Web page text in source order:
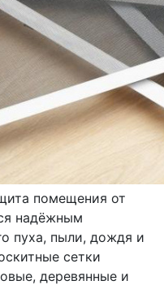
помещения от
надёжным
пуха, пыли, дождя и
сетки
деревянные и